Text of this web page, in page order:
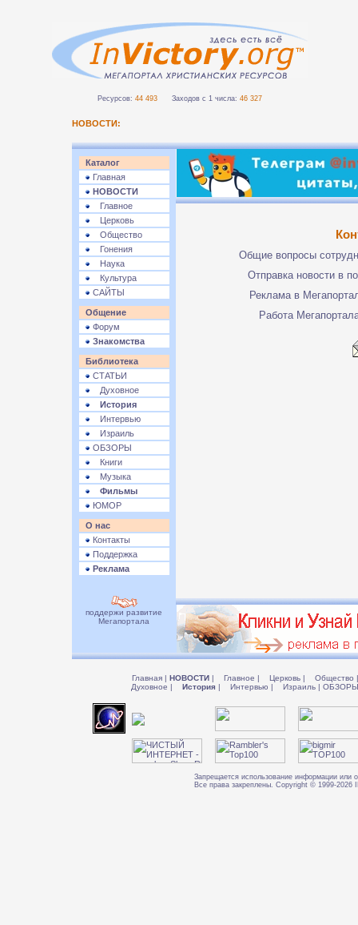
Ресурсов: 44 493 Заходов с 1 числа: 46 327
НОВОСТИ:
Каталог
Главная
НОВОСТИ
Главное
Церковь
Общество
Гонения
Наука
Культура
САЙТЫ
Общение
Форум
Знакомства
Библиотека
СТАТЬИ
Духовное
История
Интервью
Израиль
ОБЗОРЫ
Книги
Музыка
Фильмы
ЮМОР
О нас
Контакты
Поддержка
Реклама
Общие вопросы
Отправка новости в
Реклама в
Работа
поддержи развитие
Мегапортала
Главная | НОВОСТИ | Главное | Церковь | Общество |
Духовное | История | Интервью | Израиль |
Запрещается использование информации или
Все права закреплены. Copyright © 1999-